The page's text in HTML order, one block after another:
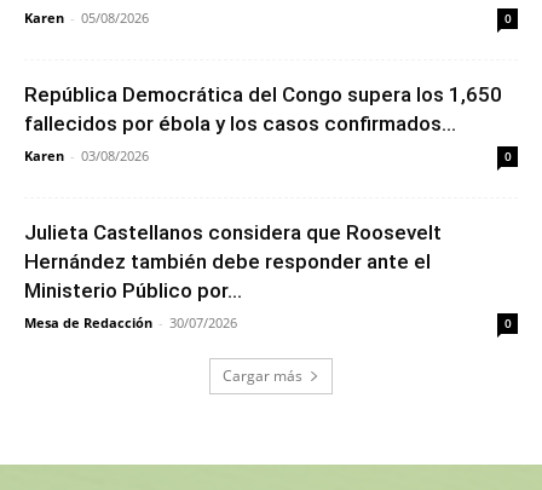
Karen - 05/08/2026 0
República Democrática del Congo supera los 1,650
fallecidos por ébola y los casos confirmados...
Karen - 03/08/2026 0
Julieta Castellanos considera que Roosevelt
Hernández también debe responder ante el
Ministerio Público por...
Mesa de Redacción - 30/07/2026 0
Cargar más